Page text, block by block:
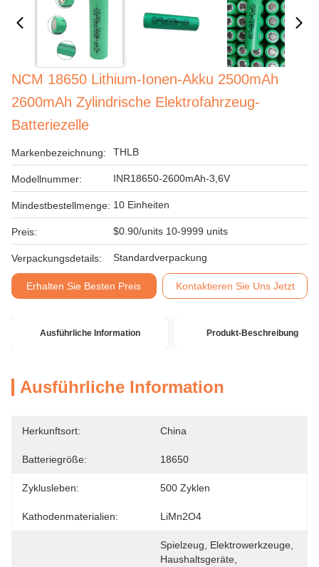
NCM 18650 Lithium-Ionen-Akku 2500mAh
2600mAh Zylindrische Elektrofahrzeug-
Batteriezelle
Markenbezeichnung: THLB
Modellnummer: INR18650-2600mAh-3,6V
Mindestbestellmenge: 10 Einheiten
Preis: $0.90/units 10-9999 units
Verpackungsdetails: Standardverpackung
Erhalten Sie Besten Preis Kontaktieren Sie Uns Jetzt
Ausführliche Information Produkt-Beschreibung
Ausführliche Information
Herkunftsort: China
Batteriegröße: 18650
Zyklusleben: 500 Zyklen
Kathodenmaterialien: LiMn2O4
Spielzeug, Elektrowerkzeuge,
Haushaltsgeräte,